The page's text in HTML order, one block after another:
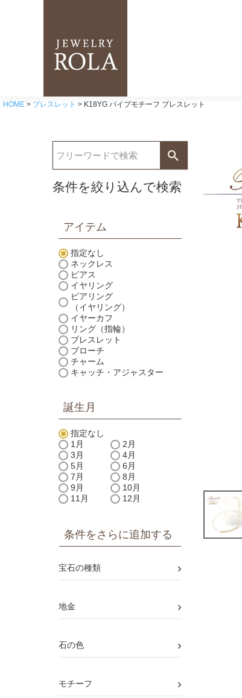
HOME ブレスレット K18YG パイプモチーフ ブレスレット
条件を絞り込んで検索
アイテム
指定なし
ネックレス
ピアス
イヤリング
ピアリング
（イヤリング）
イヤーカフ
リング（指輪）
ブレスレット
ブローチ
チャーム
キャッチ・アジャスター
誕生月
指定なし
1月
2月
3月
4月
5月
6月
7月
8月
9月
10月
11月
12月
条件をさらに追加する
宝石の種類 ›
地金 ›
石の色 ›
モチーフ ›